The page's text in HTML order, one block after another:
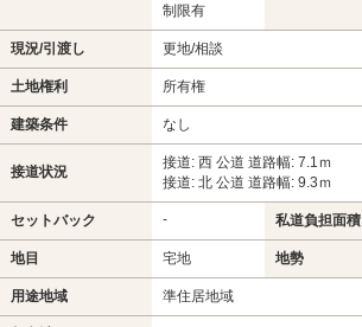
制限有
現況/引渡し 更地/相談
土地権利 所有権
建築条件 なし
接道状況
接道: 西 公道 道路幅: 7.1ｍ
接道: 北 公道 道路幅: 9.3ｍ
セットバック - 私道負担面積
地目 宅地 地勢
用途地域 準住居地域